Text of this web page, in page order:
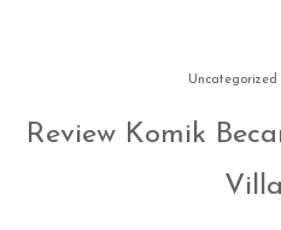
Uncategorized
Review Komik